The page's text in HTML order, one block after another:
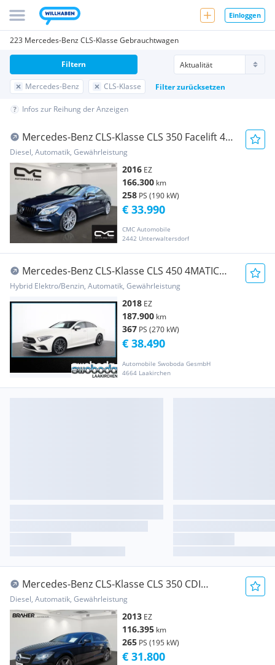
Einloggen
223 Mercedes-Benz CLS-Klasse Gebrauchtwagen
Mercedes-Benz CLS-Klasse Filter zurücksetzen
Filtern
Infos zur Reihung der Anzeigen
Mercedes-Benz CLS-Klasse CLS 350 Facelift 4
Matic AMG-Line/Harman/360°/K...
Diesel, Automatik, Gewährleistung
2016 EZ
166.300 km
258 PS (190 kW)
CMC Automobile
2442 Unterwaltersdorf
€ 33.990
Mercedes-Benz CLS-Klasse CLS 450 4MATIC
Aut.
Hybrid Elektro/Benzin, Automatik, Gewährleistung
2018 EZ
187.900 km
367 PS (270 kW)
Automobile Swoboda GesmbH
4664 Laakirchen
€ 38.490
Mercedes-Benz CLS-Klasse CLS 350 CDI
4MATIC BlueEFFICIENCY Shooting Brake
Diesel, Automatik, Gewährleistung
2013 EZ
116.395 km
265 PS (195 kW)
€ 31.800